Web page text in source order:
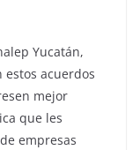
Yucatán,
estos acuerdos
mejor
que les
empresas